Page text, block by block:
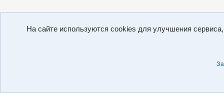
На сайте используются cookies для улучшения